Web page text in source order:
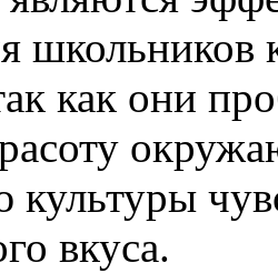
школьников
как они
культуры
вкуса.